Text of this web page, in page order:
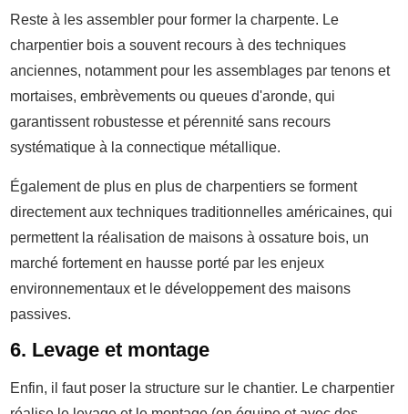
Reste à les assembler pour former la charpente. Le
charpentier bois a souvent recours à des techniques
anciennes, notamment pour les assemblages par tenons et
mortaises, embrèvements ou queues d'aronde, qui
garantissent robustesse et pérennité sans recours
systématique à la connectique métallique.
Également de plus en plus de charpentiers se forment
directement aux techniques traditionnelles américaines, qui
permettent la réalisation de maisons à ossature bois, un
marché fortement en hausse porté par les enjeux
environnementaux et le développement des maisons
passives.
6. Levage et montage
Enfin, il faut poser la structure sur le chantier. Le charpentier